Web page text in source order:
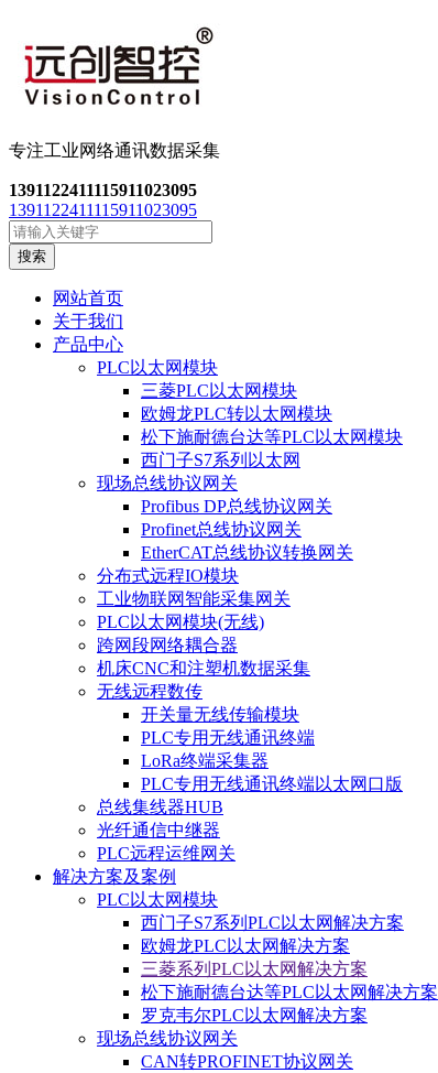
专注工业网络通讯数据采集
1391122411115911023095
1391122411115911023095
搜索
网站首页
关于我们
产品中心
PLC以太网模块
三菱PLC以太网模块
欧姆龙PLC转以太网模块
松下施耐德台达等PLC以太网模块
西门子S7系列以太网
现场总线协议网关
Profibus DP总线协议网关
Profinet总线协议网关
EtherCAT总线协议转换网关
分布式远程IO模块
工业物联网智能采集网关
PLC以太网模块(无线)
跨网段网络耦合器
机床CNC和注塑机数据采集
无线远程数传
开关量无线传输模块
PLC专用无线通讯终端
LoRa终端采集器
PLC专用无线通讯终端以太网口版
总线集线器HUB
光纤通信中继器
PLC远程运维网关
解决方案及案例
PLC以太网模块
西门子S7系列PLC以太网解决方案
欧姆龙PLC以太网解决方案
三菱系列PLC以太网解决方案
松下施耐德台达等PLC以太网解决方案
罗克韦尔PLC以太网解决方案
现场总线协议网关
CAN转PROFINET协议网关